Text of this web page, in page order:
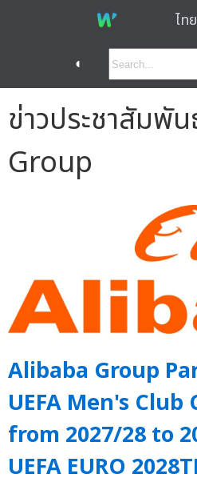
ไทย
◐
ข่าวประชาสัมพั
Group
Alibaba Group
UEFA Men's
from 2027/28 to
UEFA EURO